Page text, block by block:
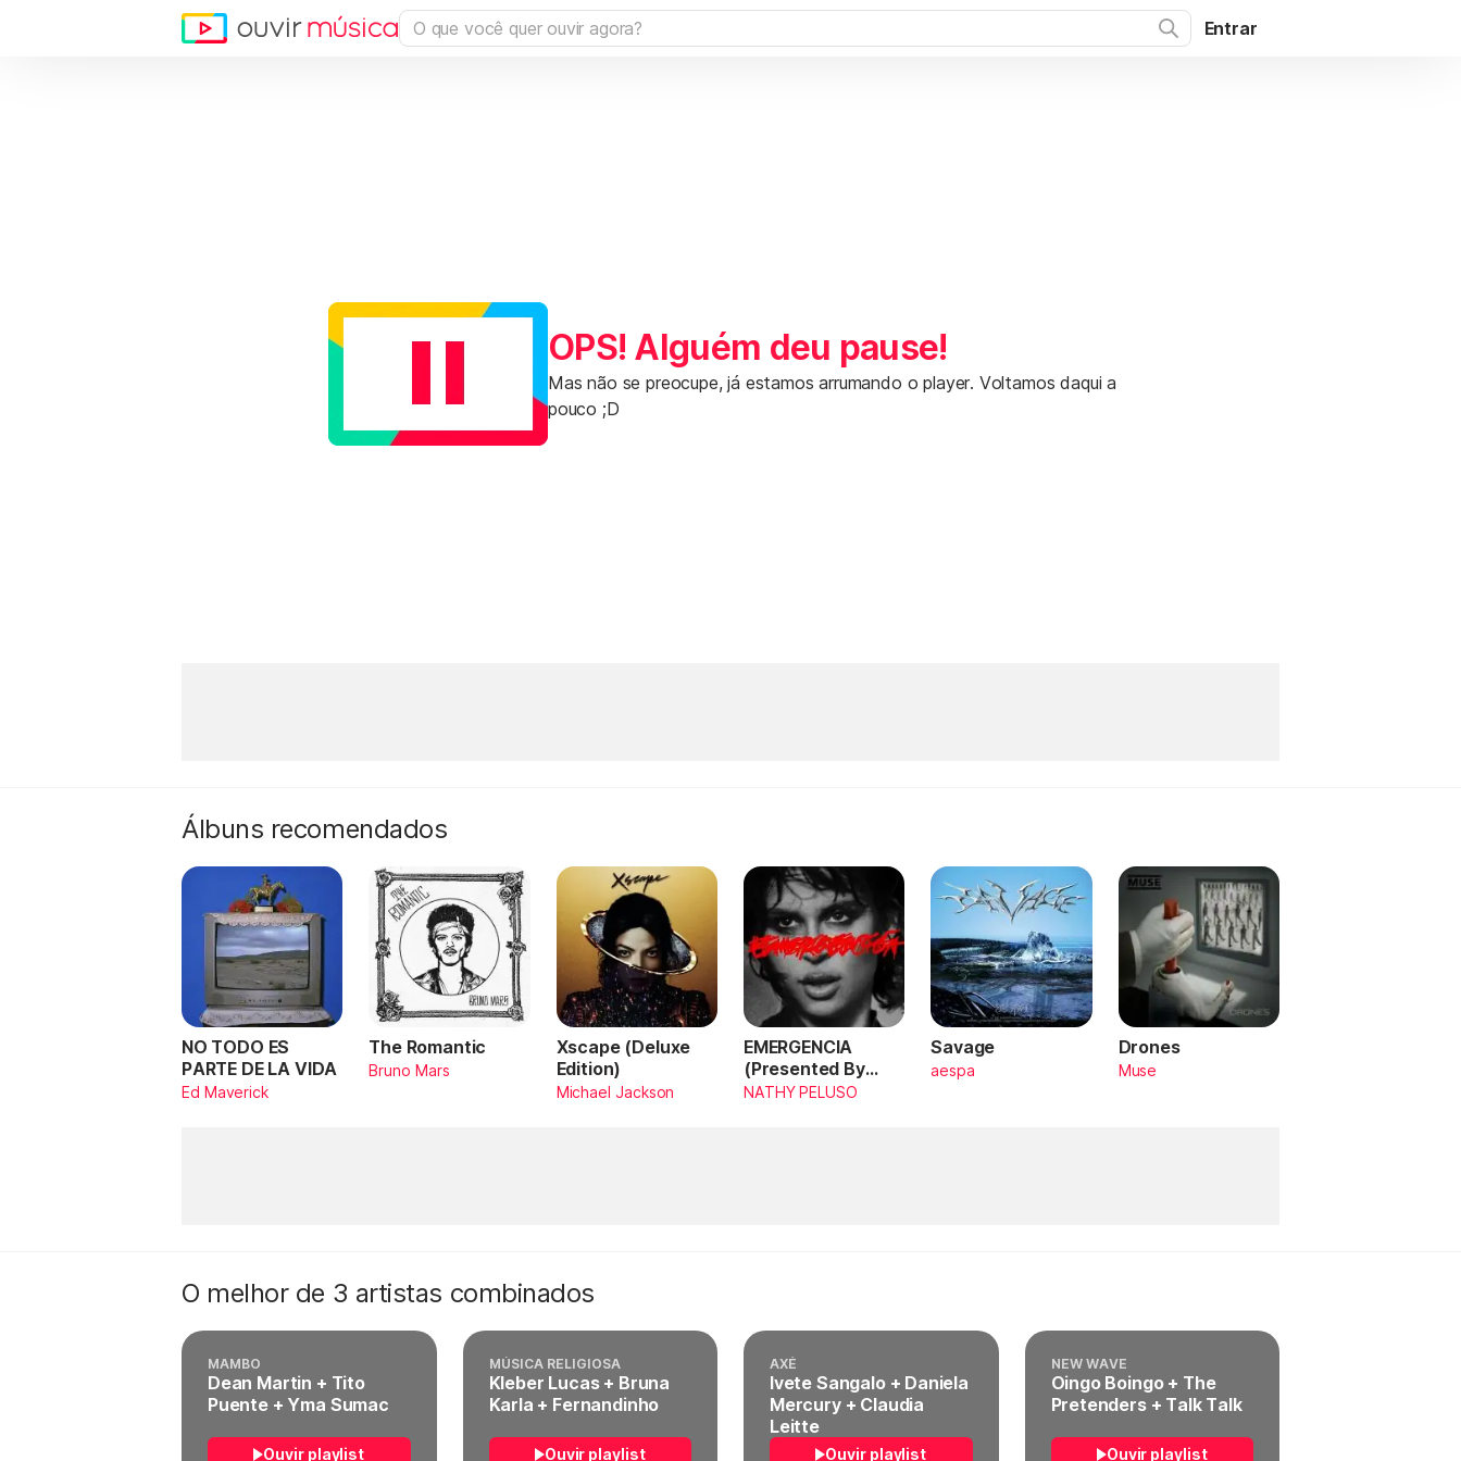
Entrar
OPS! Alguém deu pause!
Mas não se preocupe, já estamos arrumando o player. Voltamos daqui a
pouco ;D
Álbuns recomendados
NO TODO ES
PARTE DE LA VIDA
Ed Maverick
The Romantic
Bruno Mars
Xscape (Deluxe
Edition)
Michael Jackson
EMERGENCIA
(Presented By
PlayStation,
NATHY PELUSO
Savage
aespa
Drones
Muse
O melhor de 3 artistas combinados
MAMBO
Dean Martin + Tito
Puente + Yma Sumac
Ouvir playlist
MÚSICA RELIGIOSA
Kleber Lucas + Bruna
Karla + Fernandinho
Ouvir playlist
AXÉ
Ivete Sangalo + Daniela
Mercury + Claudia
Leitte
Ouvir playlist
NEW WAVE
Oingo Boingo + The
Pretenders + Talk Talk
Ouvir playlist